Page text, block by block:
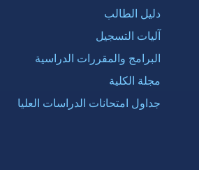
دليل الطالب
آليات التسجيل
البرامج والمقررات الدراسية
مجلة الكلية
جداول امتحانات الدراسات العليا